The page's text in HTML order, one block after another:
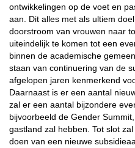
ontwikkelingen op de voet en
aan. Dit alles met als ultiem
doorstroom van vrouwen naar
uiteindelijk te komen tot een
binnen de academische
staan van continuering van de
afgelopen jaren kenmerkend
Daarnaast is er een aantal
zal er een aantal bijzondere
bijvoorbeeld de Gender
gastland zal hebben. Tot slot
doen van een nieuwe